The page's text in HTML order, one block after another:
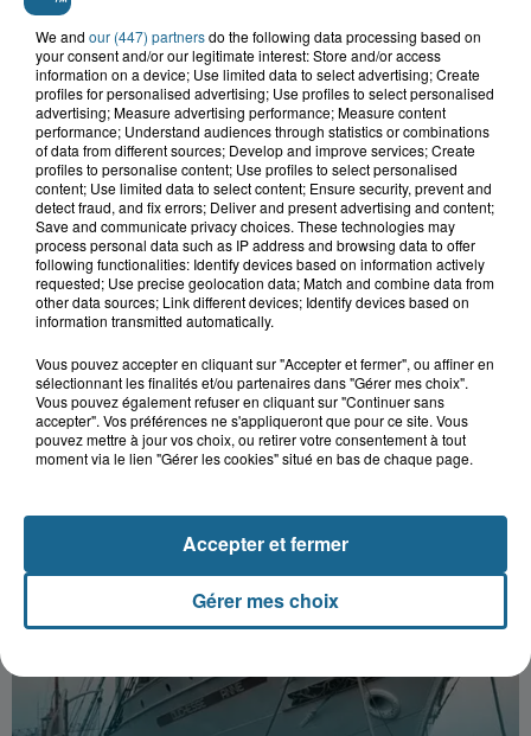
8 août 2026
Neufchâtel-Hardelot : un
rassemblement pour rendre
hommage aux...
8 août 2026
Violent accident à Cléty : quatre
blessés, deux femmes en urgence...
We and our (447) partnersdo the following data processing based on
your consent and/or our legitimate interest: Store and/or access
information on a device; Use limited data to select advertising; Create
profiles for personalised advertising; Use profiles to select personalised
advertising; Measure advertising performance; Measure content
performance; Understand audiences through statistics or combinations
of data from different sources; Develop and improve services; Create
profiles to personalise content; Use profiles to select personalised
content; Use limited data to select content; Ensure security, prevent and
detect fraud, and fix errors; Deliver and present advertising and content;
Save and communicate privacy choices. These technologies may
process personal data such as IP address and browsing data to offer
following functionalities: Identify devices based on information actively
requested; Use precise geolocation data; Match and combine data from
other data sources; Link different devices; Identify devices based on
information transmitted automatically.
Vous pouvez accepter en cliquant sur "Accepter et fermer", ou affiner en
sélectionnant les finalités et/ou partenaires dans "Gérer mes choix".
Vous pouvez également refuser en cliquant sur "Continuer sans
accepter". Vos préférences ne s'appliqueront que pour ce site. Vous
pouvez mettre à jour vos choix, ou retirer votre consentement à tout
moment via le lien "Gérer les cookies" situé en bas de chaque page.
Gérer mes choix
Accepter et fermer